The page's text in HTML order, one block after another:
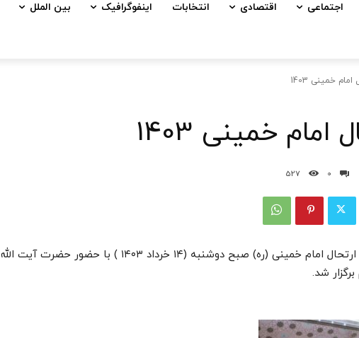
اجتماعی اقتصادی انتخابات اینفوگرافیک بین الملل
خمینی 1403
خمینی 1403
0
527
مراسم سی‌ و پنجمین سالگرد ارتحال امام خمینی (ره) صبح دوشنبه (۱۴ خرداد ۱۴۰۳ ) با حضور حضرت آیت الله
شد.